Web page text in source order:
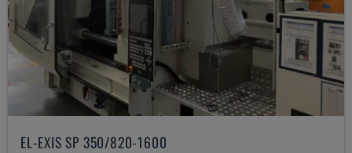
EL-EXIS SP 350/820-1600